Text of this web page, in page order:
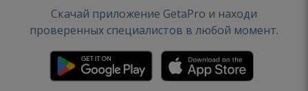
Скачай приложение GetaPro и находи
проверенных специалистов в любой момент.